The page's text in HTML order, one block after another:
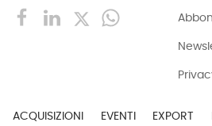
ACQUISIZIONI EVENTI EXPORT